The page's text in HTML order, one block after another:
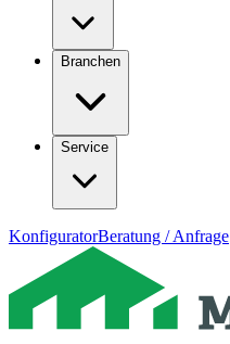
Branchen
Service
KonfiguratorBeratung / Anfrage